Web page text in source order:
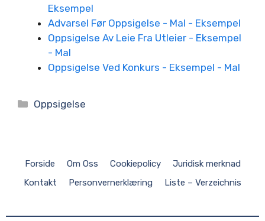
Eksempel
Advarsel Før Oppsigelse - Mal - Eksempel
Oppsigelse Av Leie Fra Utleier - Eksempel
- Mal
Oppsigelse Ved Konkurs - Eksempel - Mal
Kategorier
Oppsigelse
Forside Om Oss Cookiepolicy
Juridisk merknad
Kontakt
Personvernerklæring Liste – Verzeichnis